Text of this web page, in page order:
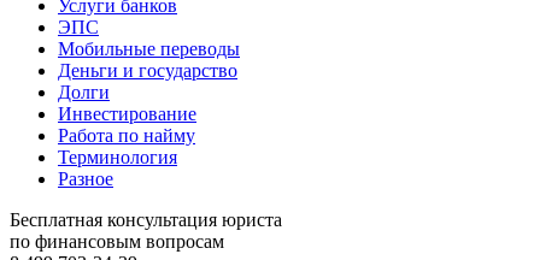
Услуги банков
ЭПС
Мобильные переводы
Деньги и государство
Долги
Инвестирование
Работа по найму
Терминология
Разное
Бесплатная консультация юриста
по финансовым вопросам